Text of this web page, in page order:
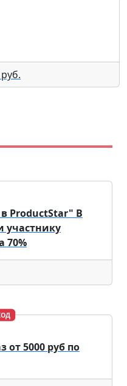
руб.
ProductStar" В
участнику
70%
от 5000 руб по